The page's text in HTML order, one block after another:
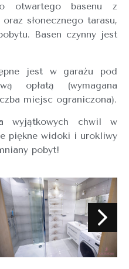
otwartego basenu z
słonecznego tarasu,
Basen czynny jest
jest w garażu pod
opłatą (wymagana
miejsc ograniczona).
wyjątkowych chwil w
piękne widoki i urokliwy
pobyt!